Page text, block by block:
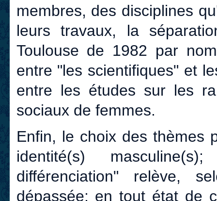
membres, des disciplines
leurs travaux, la
Toulouse de 1982 par
entre "les scientifiques" et
entre les études sur les
sociaux de femmes.
Enfin, le choix des thèmes
identité(s)
différenciation" relève,
dépassée; en tout état de